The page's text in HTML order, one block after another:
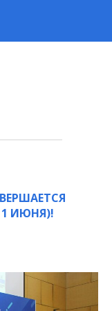
ИЮНЯ)!